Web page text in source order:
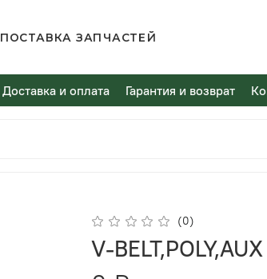
ПОСТАВКА ЗАПЧАСТЕЙ
Доставка и оплата Гарантия и возврат
(0)
V-